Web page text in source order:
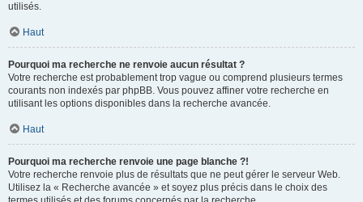
utilisés.
Haut
Pourquoi ma recherche ne renvoie aucun résultat ?
Votre recherche est probablement trop vague ou comprend plusieurs termes
courants non indexés par phpBB. Vous pouvez affiner votre recherche en
utilisant les options disponibles dans la recherche avancée.
Haut
Pourquoi ma recherche renvoie une page blanche ?!
Votre recherche renvoie plus de résultats que ne peut gérer le serveur Web.
Utilisez la « Recherche avancée » et soyez plus précis dans le choix des